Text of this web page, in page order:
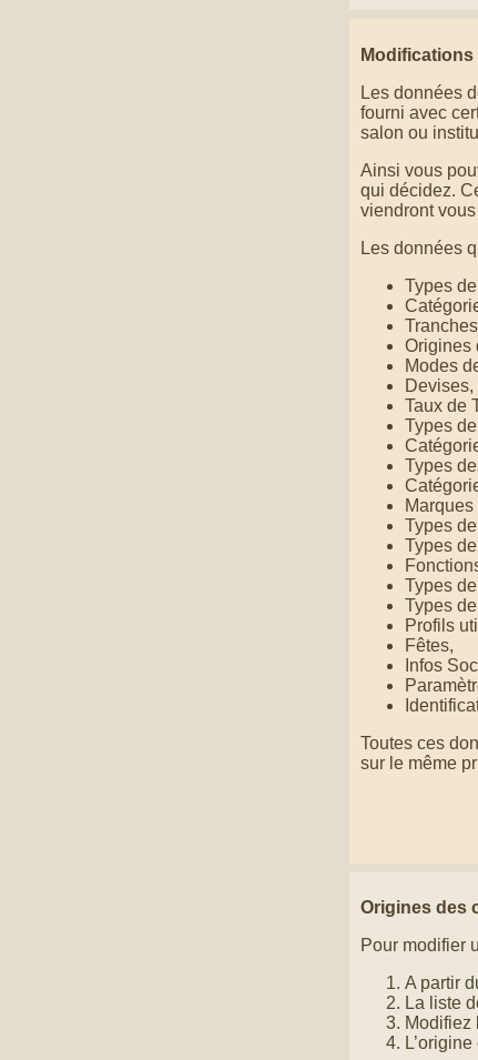
Les données
fourni avec
salon ou
Ainsi vous
qui décidez.
viendront
Les données
Types
Origines
Modes
Devises,
Taux de
Types
Types
Types
Types
Types
Types
Profils
Fêtes,
Infos
Toutes ces
sur le même
Origines des
Pour modifier
A partir
La liste
Modifiez